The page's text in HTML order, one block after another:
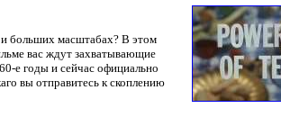
и больших масштабах? В этом
вас ждут захватывающие
е годы и сейчас официально
вы отправитесь к скоплению